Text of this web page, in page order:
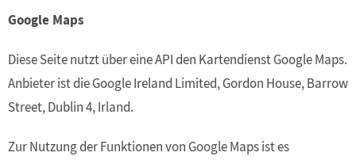
Google Maps
Diese Seite nutzt über eine API den Kartendienst Google Maps.
Anbieter ist die Google Ireland Limited, Gordon House, Barrow
Street, Dublin 4, Irland.
Zur Nutzung der Funktionen von Google Maps ist es